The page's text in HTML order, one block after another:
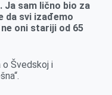
Ja sam lično bio za
da svi izađemo
oni stariji od 65
o Švedskoj i